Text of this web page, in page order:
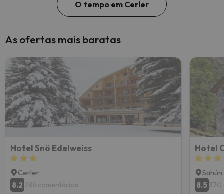
O tempo em Cerler
As ofertas mais baratas
Hotel Snö Edelweiss
Cerler
8.2 286 comentários
Hotel
Sahún
8.5 370